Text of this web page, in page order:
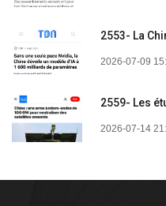
2553- La
2026-07-09
2559- Les
2026-07-14